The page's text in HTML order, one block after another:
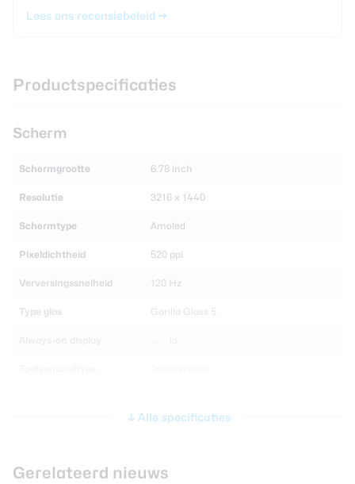
Lees ons recensiebeleid
Productspecificaties
Scherm
Schermgrootte 6.78 inch
Resolutie 3216 x 1440
Schermtype Amoled
Pixeldichtheid 520 ppi
Verversingssnelheid 120 Hz
Type glas Gorilla Glass 5
Processor en geheugen
CPU Kryo 680
Alle specificaties
Gerelateerd nieuws